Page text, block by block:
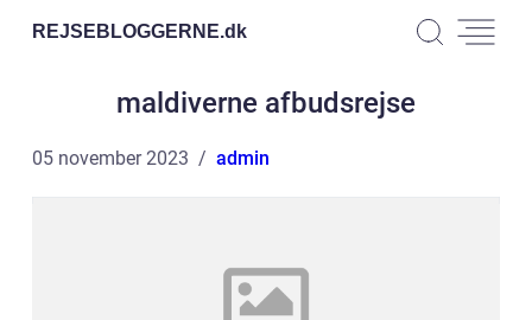
REJSEBLOGGERNE.dk
maldiverne afbudsrejse
05 november 2023 admin